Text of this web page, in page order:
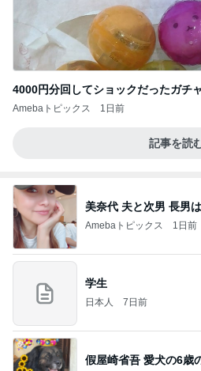
4000円分回してショックだったガチ
Amebaトピックス 1日前
記事を読
美奈代 夫と次男 長男
Amebaトピックス 1日前
学生
日本人 7日前
假屋崎省吾 愛犬の6歳